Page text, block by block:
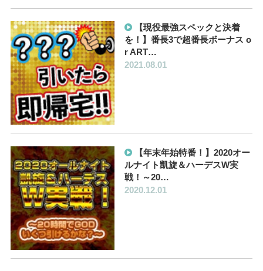
【現役最強スペックと決着
を！】番長3で超番長ボーナス o
r ART…
2021.08.01
【年末年始特番！】2020オー
ルナイト凱旋＆ハーデスW実
戦！～20…
2020.12.01